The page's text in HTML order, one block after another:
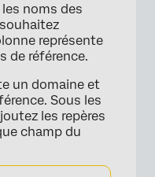
noms des
représente
de référence.
un domaine et
Sous les
les repères
champ du